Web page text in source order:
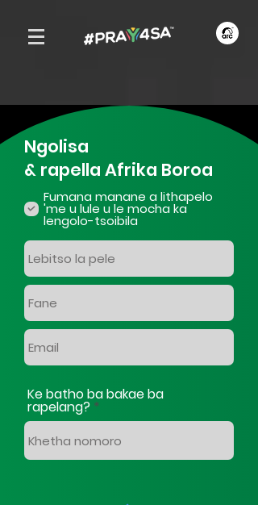
Ngolisa
& rapella Afrika Boroa
Fumana manane a lithapelo
'me u lule u le mocha ka
lengolo-tsoibila
Ke batho ba bakae ba
rapelang?